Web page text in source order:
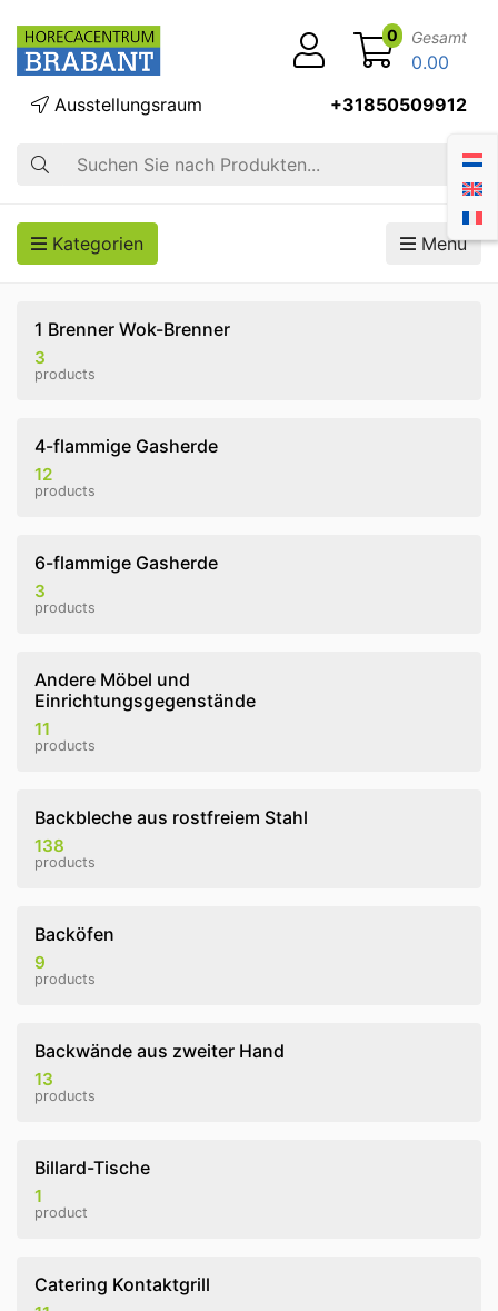
Suche
Ausstellungsraum +31850509912
0 Gesamt
0.00
Kategorien Menü
1 Brenner Wok-Brenner
3
products
4-flammige Gasherde
12
products
6-flammige Gasherde
3
products
Andere Möbel und
Einrichtungsgegenstände
11
products
Backbleche aus rostfreiem Stahl
138
products
Backöfen
9
products
Backwände aus zweiter Hand
13
products
Billard-Tische
1
product
Catering Kontaktgrill